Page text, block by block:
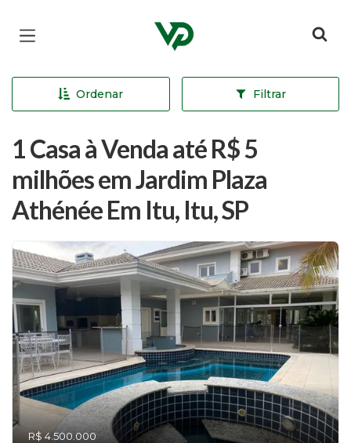
Página inicial
Ordenar Filtrar
1 Casa à Venda até R$ 5
milhões em Jardim Plaza
Athénée Em Itu, Itu, SP
R$ 4.500.000